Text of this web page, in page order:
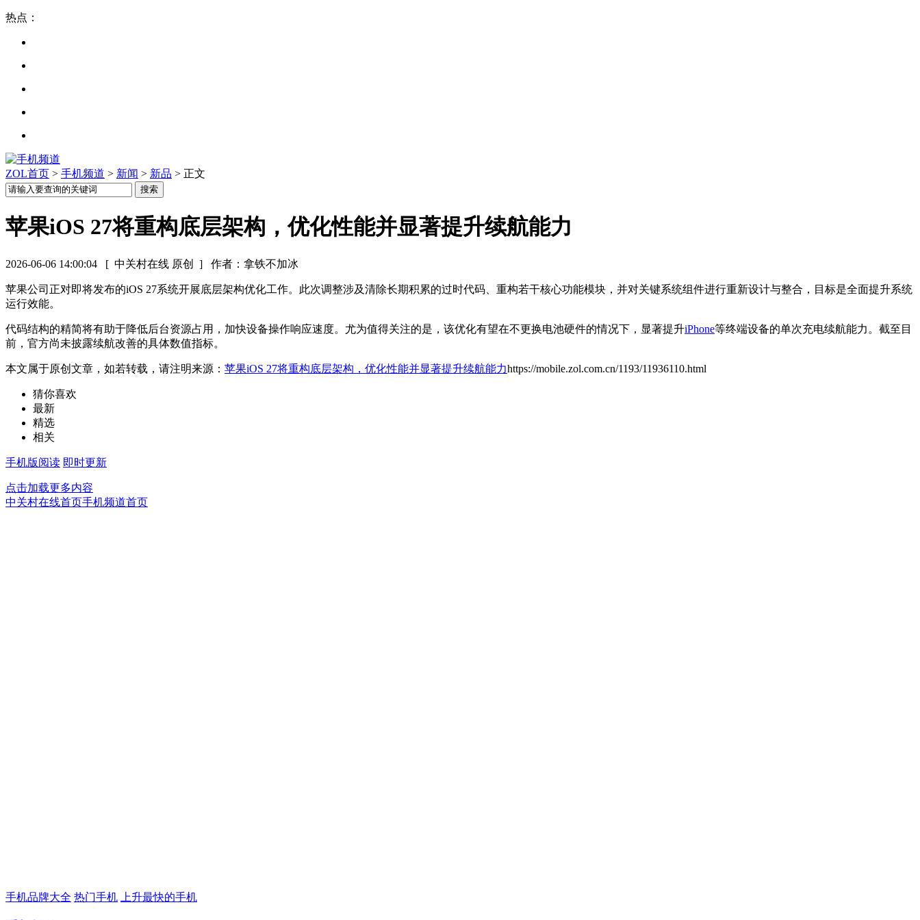
热点：
ZOL首页 > 手机频道 > 新闻 > 新品 > 正文
苹果iOS 27将重构底层架构，优化性能并显著提升续航能力
2026-06-06 14:00:04 [ 中关村在线 原创 ] 作者：拿铁不加冰
苹果公司正对即将发布的iOS 27系统开展底层架构优化工作。此次调整涉及清除长期积累的过时代码、重构若干核心功能模块，并对关键系统组件进行重新设计与整合，目标是全面提升系统
运行效能。
代码结构的精简将有助于降低后台资源占用，加快设备操作响应速度。尤为值得关注的是，该优化有望在不更换电池硬件的情况下，显著提升iPhone等终端设备的单次充电续航能力。截至目
前，官方尚未披露续航改善的具体数值指标。
本文属于原创文章，如若转载，请注明来源： 苹果iOS 27将重构底层架构，优化性能并显著提升续航能力https://mobile.zol.com.cn/1193/11936110.html
猜你喜欢
最新
精选
相关
手机版阅读 即时更新
点击加载更多内容
中关村在线首页手机频道首页
手机品牌大全 热门手机 上升最快的手机